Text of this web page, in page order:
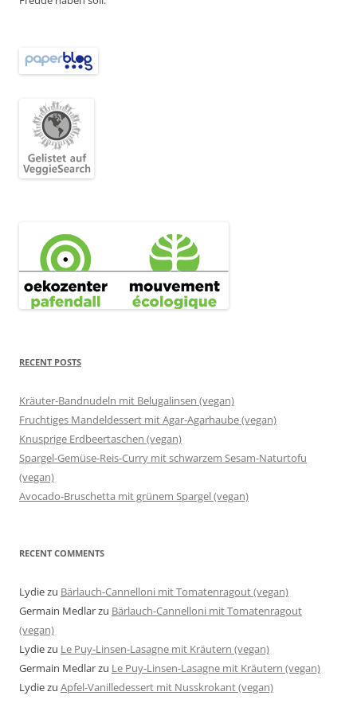
RECENT POSTS
Kräuter-Bandnudeln mit Belugalinsen (vegan)
Fruchtiges Mandeldessert mit Agar-Agarhaube (vegan)
Knusprige Erdbeertaschen (vegan)
Spargel-Gemüse-Reis-Curry mit schwarzem Sesam-Naturtofu
(vegan)
Avocado-Bruschetta mit grünem Spargel (vegan)
RECENT COMMENTS
Lydiezu Bärlauch-Cannelloni mit Tomatenragout (vegan)
Germain Medlarzu Bärlauch-Cannelloni mit Tomatenragout
(vegan)
Lydiezu Le Puy-Linsen-Lasagne mit Kräutern (vegan)
Germain Medlarzu Le Puy-Linsen-Lasagne mit Kräutern (vegan)
Lydiezu Apfel-Vanilledessert mit Nusskrokant (vegan)